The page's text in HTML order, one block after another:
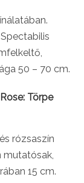
50 – 70 cm.
Törpe
rózsaszín
mutatósak,
15 cm.